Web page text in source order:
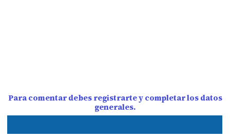
Para comentar debes registrarte y completar los datos
generales.